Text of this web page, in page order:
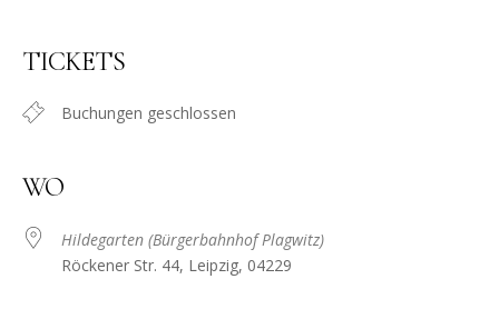
TICKETS
Buchungen geschlossen
WO
Hildegarten (Bürgerbahnhof Plagwitz)
Röckener Str. 44, Leipzig, 04229